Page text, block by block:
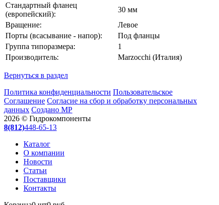
Стандартный фланец
(европейский):
30 мм
Вращение:
Левое
Порты (всасывание - напор):
Под фланцы
Группа типоразмера:
1
Производитель:
Marzocchi (Италия)
Вернуться в раздел
Политика конфиденциальности Пользовательское
Соглашение Согласие на сбор и обработку персональных
данных Создано МР
2026 © Гидрокомпоненты
8(812)448-65-13
Каталог
О компании
Новости
Статьи
Поставщики
Контакты